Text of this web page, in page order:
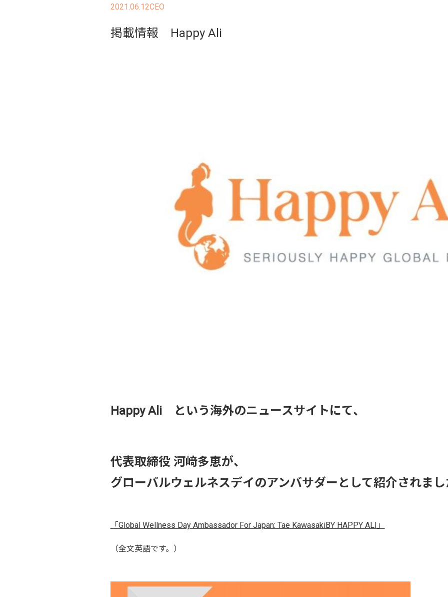
2021.06.12CEO
掲載情報 Happy Ali
Happy Ali という海外のニュースサイトにて、
代表取締役 河﨑多恵が、
グローバルウェルネスデイのアンバサダーとして紹介されま
「Global Wellness Day Ambassador For Japan: Tae KawasakiBY HAPPY ALI」
（全文英語です。）